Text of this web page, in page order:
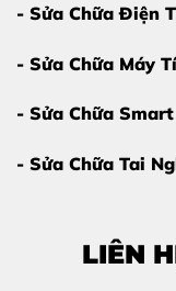
đập mạnh vào
Thói quen sử
Nhiệt độ môi
- Sửa Chữa Điện
- Sửa Chữa Máy
- Sửa Chữa
- Sửa Chữa Tai
LIÊN